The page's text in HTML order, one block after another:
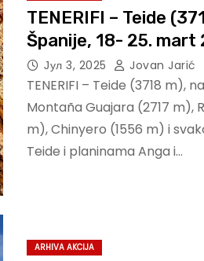
TENERIFI – Teide
Španije, 18- 25. mart
Јул 3, 2025 Jovan Jarić
TENERIFI – Teide (3718 m),
Montaña Guajara (2717 m),
m), Chinyero (1556 m) i
Teide i planinama Anga i…
ARHIVA AKCIJA